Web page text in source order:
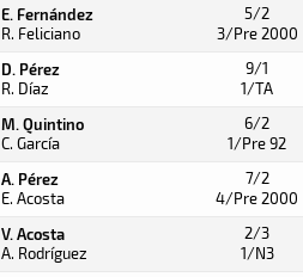
E. Fernández
R. Feliciano
5/2
3/Pre 2000
D. Pérez
R. Díaz
9/1
1/TA
M. Quintino
C. García
6/2
1/Pre 92
A. Pérez
E. Acosta
7/2
4/Pre 2000
V. Acosta
A. Rodríguez
2/3
1/N3